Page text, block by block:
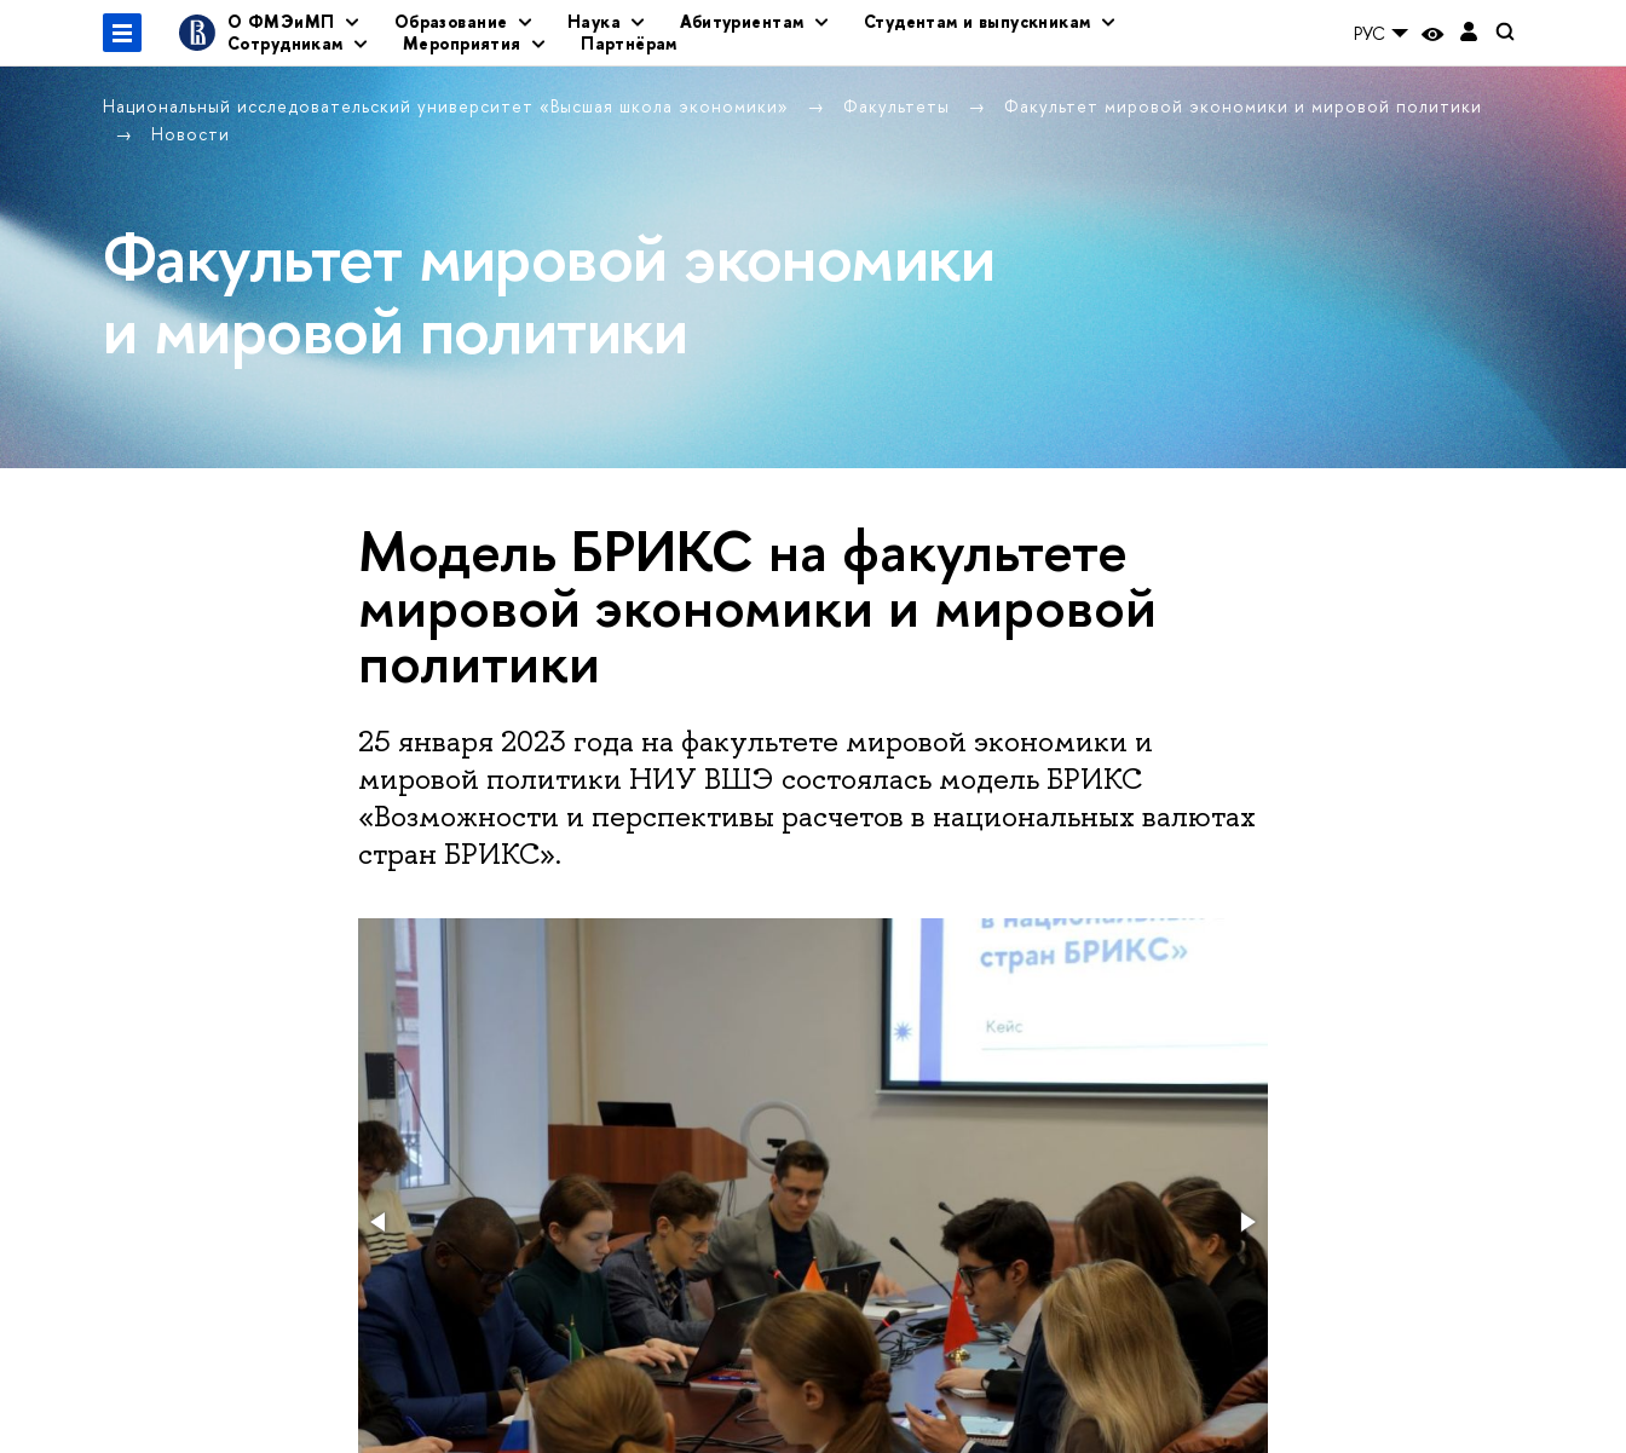
О ФМЭиМП Образование Наука Абитуриентам
Студентам и выпускникам
Сотрудникам
Мероприятия Партнёрам РУС
Национальный исследовательский университет «Высшая школа экономики» Факультеты
Факультет мировой экономики и мировой политики
Новости
Факультет мировой экономики
и мировой политики
Модель БРИКС на факультете
мировой экономики и мировой
политики
25 января 2023 года на факультете мировой экономики и
мировой политики НИУ ВШЭ состоялась модель БРИКС
«Возможности и перспективы расчетов в национальных валютах
стран БРИКС».